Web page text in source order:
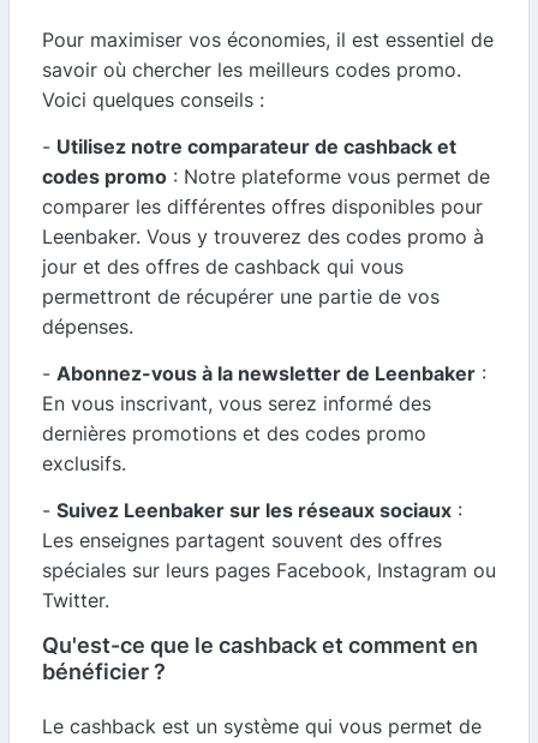
Pour maximiser vos économies, il est essentiel de
savoir où chercher les meilleurs codes promo.
Voici quelques conseils :
- Utilisez notre comparateur de cashback et
codes promo : Notre plateforme vous permet de
comparer les différentes offres disponibles pour
Leenbaker. Vous y trouverez des codes promo à
jour et des offres de cashback qui vous
permettront de récupérer une partie de vos
dépenses.
- Abonnez-vous à la newsletter de Leenbaker :
En vous inscrivant, vous serez informé des
dernières promotions et des codes promo
exclusifs.
- Suivez Leenbaker sur les réseaux sociaux :
Les enseignes partagent souvent des offres
spéciales sur leurs pages Facebook, Instagram ou
Twitter.
Qu'est-ce que le cashback et comment en
bénéficier ?
Le cashback est un système qui vous permet de